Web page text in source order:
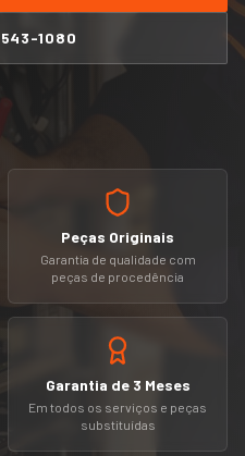
1080
Peças Originais
Garantia de qualidade com
peças de procedência
Garantia de 3 Meses
Em todos os serviços e peças
substituídas